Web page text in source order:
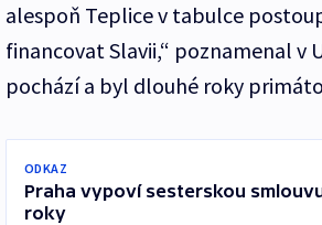
alespoň Teplice v tabulce
financovat Slavii,“ poznamenal v
pochází a byl dlouhé roky
ODKAZ
Praha vypoví sesterskou
roky